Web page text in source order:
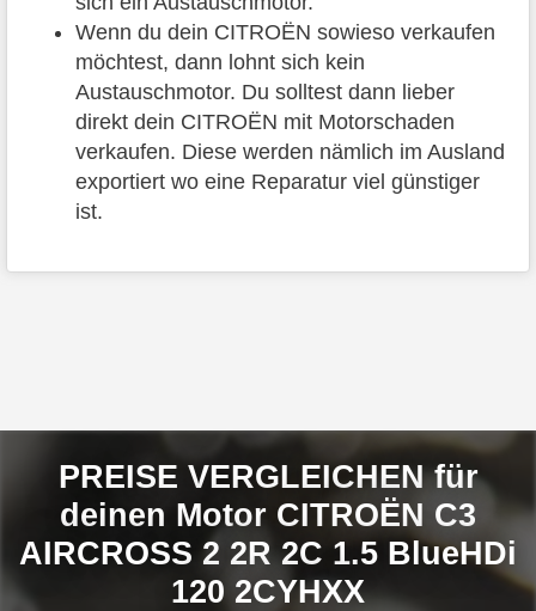
Wenn du dein CITROËN sowieso verkaufen
möchtest, dann lohnt sich kein
Austauschmotor. Du solltest dann lieber
direkt dein CITROËN mit Motorschaden
verkaufen. Diese werden nämlich im Ausland
exportiert wo eine Reparatur viel günstiger
ist.
PREISE VERGLEICHEN für
deinen Motor CITROËN C3
AIRCROSS 2 2R 2C 1.5 BlueHDi
120 2CYHXX